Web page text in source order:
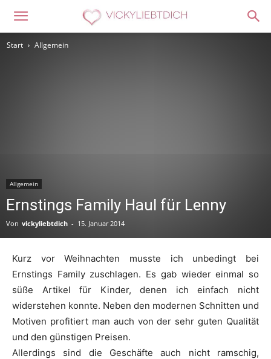
Start Allgemein
Allgemein
Ernstings Family Haul für Lenny
Von vickyliebtdich - 15. Januar 2014
Kurz vor Weihnachten musste ich unbedingt bei
Ernstings Family zuschlagen. Es gab wieder einmal so
süße Artikel für Kinder, denen ich einfach nicht
widerstehen konnte. Neben den modernen Schnitten und
Motiven profitiert man auch von der sehr guten Qualität
und den günstigen Preisen.
Allerdings sind die Geschäfte auch nicht ramschig,